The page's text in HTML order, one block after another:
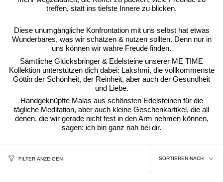
treffen, statt ins tiefste Innere zu blicken.
Diese unumgängliche Konfrontation mit uns selbst hat etwas
Wunderbares, was wir schätzen & nutzen sollten. Denn nur in
uns können wir wahre Freude finden.
Sämtliche Glücksbringer & Edelsteine unserer ME TIME
Kollektion unterstützen dich dabei: Lakshmi, die vollkommenste
Göttin der Schönheit, der Reinheit, aber auch der Gesundheit
und Liebe.
Handgeknüpfte Malas aus schönsten Edelsteinen für die
tägliche Meditation, aber auch kleine Geschenkartikel, die all
denen, die wir gerade nicht fest in den Arm nehmen können,
sagen: ich bin ganz nah bei dir.
FILTER ANZEIGEN
Sortieren
SORTIEREN NACH